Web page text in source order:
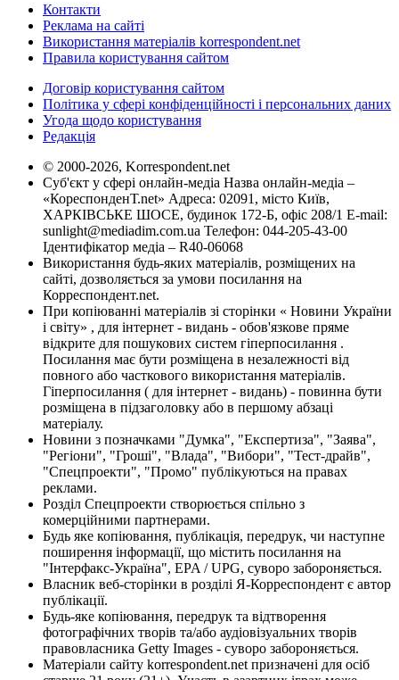
Контакти
Реклама на сайті
Використання матеріалів korrespondent.net
Правила користування сайтом
Договір користування сайтом
Політика у сфері конфіденційності і персональних даних
Угода щодо користування
Редакція
© 2000-2026, Korrespondent.net
Суб'єкт у сфері онлайн-медіа Назва онлайн-медіа –
«КореспонденТ.net» Адреса: 02091, місто Київ,
ХАРКІВСЬКЕ ШОСЕ, будинок 172-Б, офіс 208/1 E-mail:
sunlight@mediadim.com.ua Телефон: 044-205-43-00
Ідентифікатор медіа – R40-06068
Використання будь-яких матеріалів, розміщених на
сайті, дозволяється за умови посилання на
Корреспондент.net.
При копіюванні матеріалів зі сторінки « Новини України
і світу» , для інтернет - видань - обов'язкове пряме
відкрите для пошукових систем гіперпосилання .
Посилання має бути розміщена в незалежності від
повного або часткового використання матеріалів.
Гіперпосилання ( для інтернет - видань) - повинна бути
розміщена в підзаголовку або в першому абзаці
матеріалу.
Новини з позначками "Думка", "Експертиза", "Заява",
"Регіони", "Гроші", "Влада", "Вибори", "Тест-драйв",
"Спецпроекти", "Промо" публікуються на правах
реклами.
Розділ Спецпроекти створюється спільно з
комерційними партнерами.
Будь яке копіювання, публікація, передрук, чи наступне
поширення інформації, що містить посилання на
"Інтерфакс-Україна", EPA / UPG, суворо забороняється.
Власник веб-сторінки в розділі Я-Корреспондент є автор
публікації.
Будь-яке копіювання, передрук та відтворення
фотографічних творів та/або аудіовізуальних творів
правовласника Getty Images - суворо забороняється.
Матеріали сайту korrespondent.net призначені для осіб